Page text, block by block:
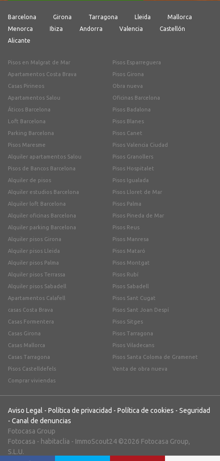
Barcelona Girona Tarragona Lleida
Mallorca
Menorca
Ibiza Andorra Valencia
Castellón
Alicante
Pisos en Malgrat de Mar
Apartamentos Costa Brava
Casas Pirineos
Apartamentos Salou
Áticos Barcelona
Loft Barcelona
Parking Barcelona
Pisos Maresme
Alquiler apartamentos Salou
Pisos de Bancos Barcelona
Alquiler de pisos
Alquiler estudios Barcelona
Alquiler loft Barcelona
Alquiler oficinas Barcelona
Alquiler parking Barcelona
Alquiler pisos Girona
Alquiler pisos Lleida
Alquiler pisos Palma
Alquiler pisos Terrassa
Alquiler pisos Sabadell
Apartamentos Calafell
casas Costa Brava
Casas Formentera
Casas Girona
Casas Mallorca
Casas Tarragona
Pisos Castelldefels
Comprar viviendas
Pisos Esparreguera
Pisos Girona
Obra nueva
Oficinas Barcelona
Pisos Badalona
Pisos Blanes
Pisos Canet
Pisos Valencia Ciudad
Pisos Granollers
Pisos Hospitalet
Pisos Igualada
Pisos Lloret de Mar
Pisos Palma
Pisos Pineda de Mar
Pisos Reus
Pisos Manresa
Pisos Mataró
Pisos Montgat
Pisos Rubí
Pisos Sabadell
Pisos Sant Cugat
Pisos Sant Joan Despí
Pisos Sitges
Pisos Tarragona
Pisos Viladecans
Pisos Santa Coloma de Gramenet
Venta de obra nueva
Aviso Legal - Política de privacidad - Política de cookies - Seguridad
- Canal de denuncias
Fotocasa Group
Fotocasa - habitaclia - ImmoScout24 ©2026 Fotocasa Group,
S.L.U.